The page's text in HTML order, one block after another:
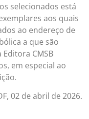
selecionados está
aos quais
ao endereço de
a que são
CMSB
em especial ao
02 de abril de 2026.